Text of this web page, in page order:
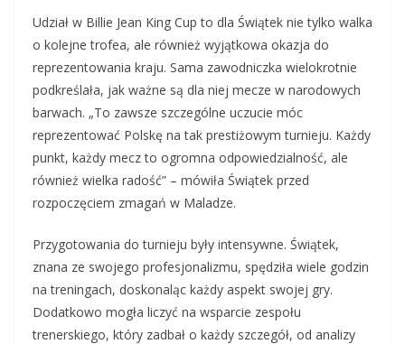
Udział w Billie Jean King Cup to dla Świątek nie tylko walka
o kolejne trofea, ale również wyjątkowa okazja do
reprezentowania kraju. Sama zawodniczka wielokrotnie
podkreślała, jak ważne są dla niej mecze w narodowych
barwach. „To zawsze szczególne uczucie móc
reprezentować Polskę na tak prestiżowym turnieju. Każdy
punkt, każdy mecz to ogromna odpowiedzialność, ale
również wielka radość” – mówiła Świątek przed
rozpoczęciem zmagań w Maladze.
Przygotowania do turnieju były intensywne. Świątek,
znana ze swojego profesjonalizmu, spędziła wiele godzin
na treningach, doskonaląc każdy aspekt swojej gry.
Dodatkowo mogła liczyć na wsparcie zespołu
trenerskiego, który zadbał o każdy szczegół, od analizy